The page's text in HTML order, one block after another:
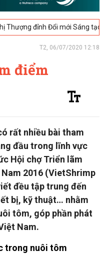
Đổi mới Sáng tạo trong
T2, 06/07/2020 12:18
điểm
rất nhiều bài tham
đầu trong lĩnh vực
Hội chợ Triển lãm
2016 (VietShrimp
đều tập trung đến
bị, kỹ thuật… nhằm
tôm, góp phần phát
Nam.
trong nuôi tôm